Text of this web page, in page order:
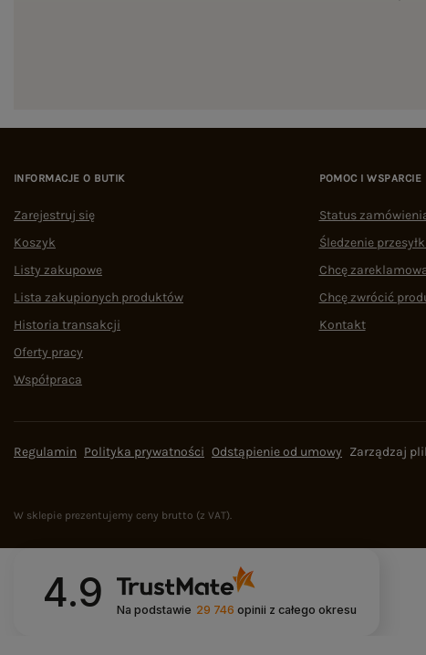
INFORMACJE O BUTIK
Zarejestruj się
Koszyk
Listy zakupowe
Lista zakupionych produktów
Historia transakcji
Oferty pracy
Współpraca
POMOC I WSPARCIE
Status
Śledzenie
Chcę
Chcę zwrócić
Kontakt
Regulamin Polityka prywatności Odstąpienie od umowy Zarządzaj
W sklepie prezentujemy ceny brutto (z VAT).
4.9 Na podstawie 29 746 opinii z całego okresu